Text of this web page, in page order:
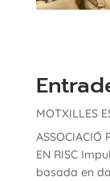
MOTXILLES
ASSOCIACIÓ
EN RISC
basada en